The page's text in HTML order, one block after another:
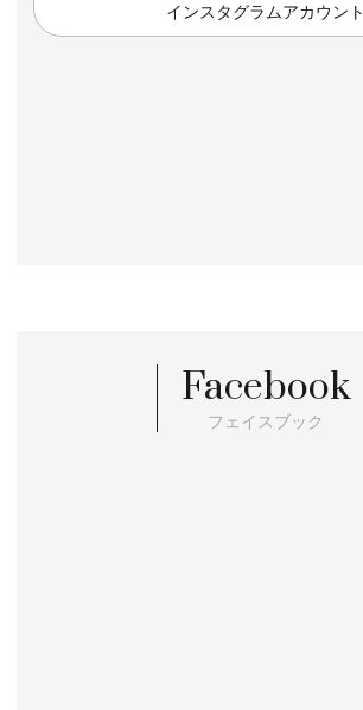
インスタグラムアカウント
Facebook
フェイスブック